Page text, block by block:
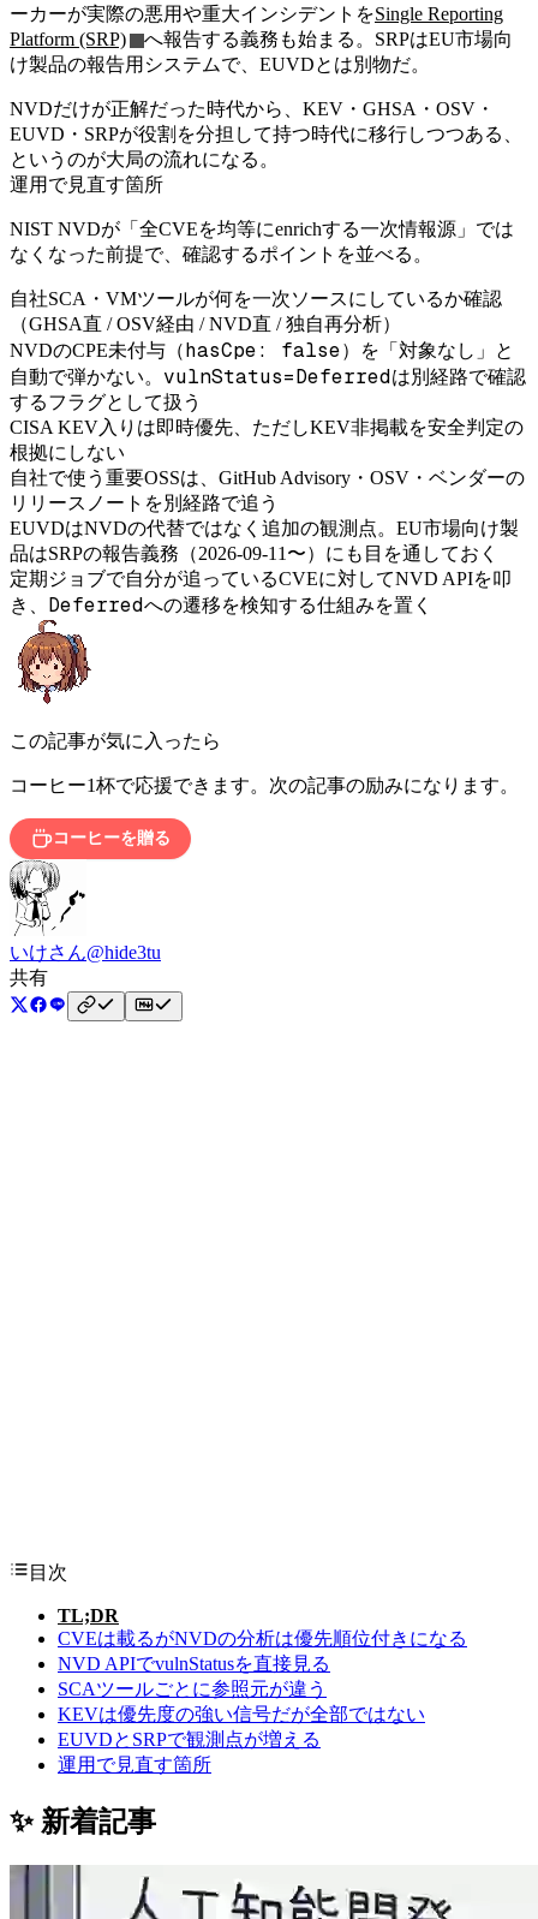
ーカーが実際の悪用や重大インシデントをSingle Reporting
Platform (SRP)
へ報告する義務も始まる。SRPはEU市場向
け製品の報告用システムで、EUVDとは別物だ。
NVDだけが正解だった時代から、KEV・GHSA・OSV・
EUVD・SRPが役割を分担して持つ時代に移行しつつある、
というのが大局の流れになる。
運用で見直す箇所
NIST NVDが「全CVEを均等にenrichする一次情報源」では
なくなった前提で、確認するポイントを並べる。
自社SCA・VMツールが何を一次ソースにしているか確認
（GHSA直 / OSV経由 / NVD直 / 独自再分析）
NVDのCPE未付与（hasCpe: false）を「対象なし」と
自動で弾かない。 vulnStatus=Deferredは別経路で確認
するフラグとして扱う
CISA KEV入りは即時優先、ただしKEV非掲載を安全判定の
根拠にしない
自社で使う重要OSSは、GitHub Advisory・OSV・ベンダーの
リリースノートを別経路で追う
EUVDはNVDの代替ではなく追加の観測点。EU市場向け製
品はSRPの報告義務（2026-09-11〜）にも目を通しておく
定期ジョブで自分が追っているCVEに対してNVD APIを叩
き、 Deferredへの遷移を検知する仕組みを置く
この記事が気に入ったら
コーヒー1杯で応援できます。次の記事の励みになります。
コーヒーを贈る
いけさん@hide3tu
共有
目次
TL;DR
CVEは載るがNVDの分析は優先順位付きになる
NVD APIでvulnStatusを直接見る
SCAツールごとに参照元が違う
KEVは優先度の強い信号だが全部ではない
EUVDとSRPで観測点が増える
運用で見直す箇所
✨ 新着記事